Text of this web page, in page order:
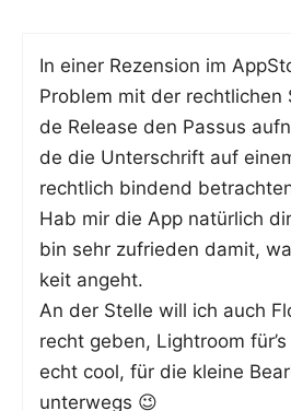
In einer Rezen­si­on im
Pro­blem mit der recht­li­chen
de Release den Pas­sus
de die Unter­schrift auf
recht­lich bin­dend
Hab mir die App natür­lich
bin sehr zufrie­den damit,
keit angeht.
An der Stel­le will ich auch
recht geben, Ligh­t­room
echt cool, für die klei­ne
unterwegs 😉